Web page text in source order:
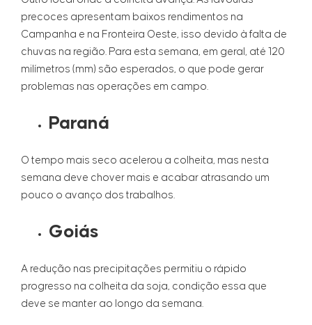
precoces apresentam baixos rendimentos na
Campanha e na Fronteira Oeste, isso devido à falta de
chuvas na região. Para esta semana, em geral, até 120
milímetros (mm) são esperados, o que pode gerar
problemas nas operações em campo.
Paraná
O tempo mais seco acelerou a colheita, mas nesta
semana deve chover mais e acabar atrasando um
pouco o avanço dos trabalhos.
Goiás
A redução nas precipitações permitiu o rápido
progresso na colheita da soja, condição essa que
deve se manter ao longo da semana.